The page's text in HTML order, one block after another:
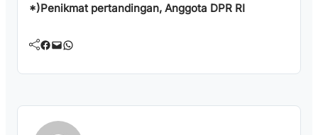
*)Penikmat pertandingan, Anggota DPR RI
Facebook Mail WhatsApp